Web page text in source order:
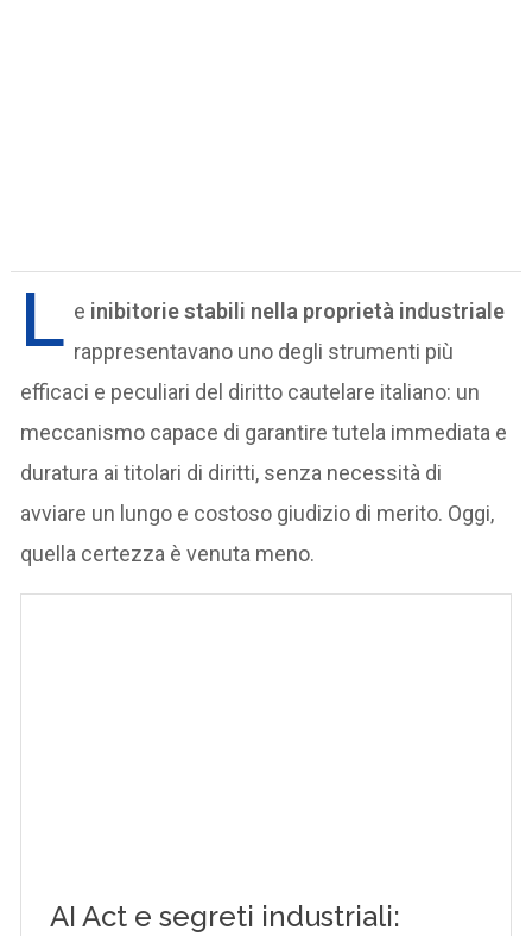
L e inibitorie stabili nella proprietà industriale
rappresentavano uno degli strumenti più
efficaci e peculiari del diritto cautelare italiano: un
meccanismo capace di garantire tutela immediata e
duratura ai titolari di diritti, senza necessità di
avviare un lungo e costoso giudizio di merito. Oggi,
quella certezza è venuta meno.